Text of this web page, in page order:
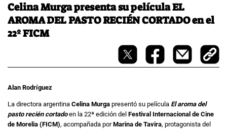
Celina Murga presenta su película EL
AROMA DEL PASTO RECIÉN CORTADO en el
22º FICM
Alan Rodríguez
La directora argentina Celina Murga presentó su película El aroma del
pasto recién cortadoen la 22ª edición del Festival Internacional de Cine
de Morelia (FICM), acompañada porMarina de Tavira, protagonista del